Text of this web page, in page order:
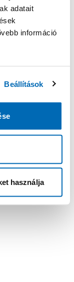
adatait
információ
Beállítások
használja